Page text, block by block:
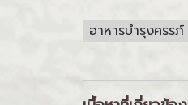
อาหารบำรุงครรภ์